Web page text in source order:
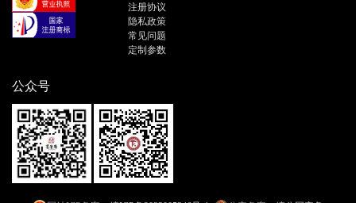
注册协议
隐私政策
常见问题
定制参数
公众号